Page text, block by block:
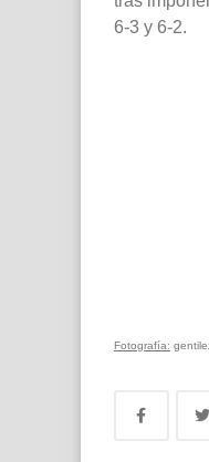
6-3 y 6-2.
Fotografía: